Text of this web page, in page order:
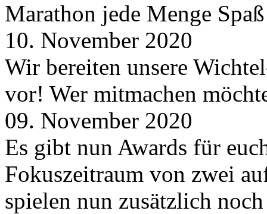
Marathon jede Menge
10. November 2020
Wir bereiten unsere
vor! Wer mitmachen
09. November 2020
Es gibt nun Awards für
Fokuszeitraum von zwei
spielen nun zusätzlich